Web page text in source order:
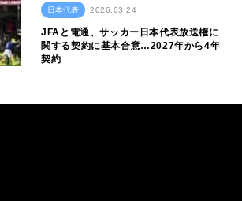
日本代表 2026.03.24
JFAと電通、サッカー日本代表放送権に
関する契約に基本合意…2027年から4年
契約